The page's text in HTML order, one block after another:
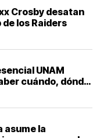
Crosby desatan
los Raiders
UNAM
cuándo, dónde
asume la